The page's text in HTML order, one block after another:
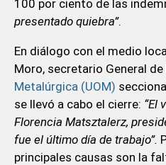
100 por ciento de las
presentado quiebra”.
En diálogo con el medio
Moro, secretario General de
Metalúrgica (UOM)
se llevó a cabo el cierre: “El
Florencia Matsztalerz,
fue el último día de trabajo”.
principales causas son la